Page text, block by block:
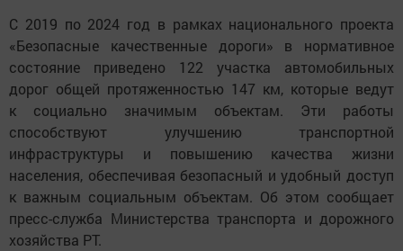
С 2019 по 2024 год в рамках национального проекта
«Безопасные качественные дороги» в нормативное
состояние приведено 122 участка автомобильных
дорог общей протяженностью 147 км, которые ведут
к социально значимым объектам. Эти работы
способствуют улучшению транспортной
инфраструктуры и повышению качества жизни
населения, обеспечивая безопасный и удобный доступ
к важным социальным объектам. Об этом сообщает
пресс-служба Министерства транспорта и дорожного
хозяйства РТ.